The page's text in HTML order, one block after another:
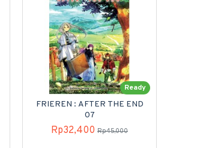
Ready
FRIEREN : AFTER THE END
07
Rp32,400 Rp45,000